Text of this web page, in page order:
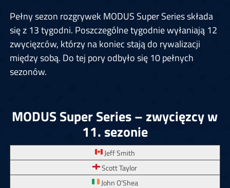
Pełny sezon rozgrywek MODUS Super Series składa
się z 13 tygodni. Poszczególne tygodnie wyłaniają 12
zwycięzców, którzy na koniec stają do rywalizacji
między sobą. Do tej pory odbyło się 10 pełnych
sezonów.
MODUS Super Series – zwycięzcy w
11. sezonie
Jeff Smith
Scott Taylor
John O’Shea